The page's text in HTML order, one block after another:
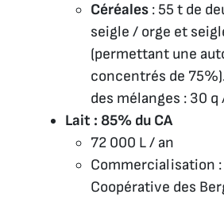
Céréales : 55 t de
seigle / orge et
(permettant une
concentrés de
des mélanges : 30 q
Lait : 85% du CA
72 000 L / an
Commercialisation
Coopérative des